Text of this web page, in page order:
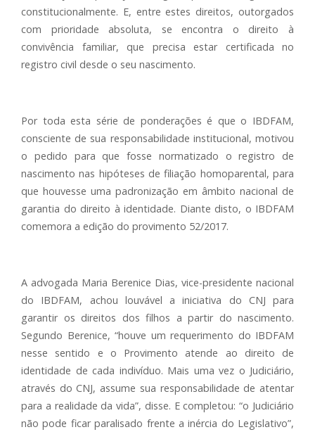
constitucionalmente. E, entre estes direitos, outorgados
com prioridade absoluta, se encontra o direito à
convivência familiar, que precisa estar certificada no
registro civil desde o seu nascimento.
Por toda esta série de ponderações é que o IBDFAM,
consciente de sua responsabilidade institucional, motivou
o pedido para que fosse normatizado o registro de
nascimento nas hipóteses de filiação homoparental, para
que houvesse uma padronização em âmbito nacional de
garantia do direito à identidade. Diante disto, o IBDFAM
comemora a edição do provimento 52/2017.
A advogada Maria Berenice Dias, vice-presidente nacional
do IBDFAM, achou louvável a iniciativa do CNJ para
garantir os direitos dos filhos a partir do nascimento.
Segundo Berenice, “houve um requerimento do IBDFAM
nesse sentido e o Provimento atende ao direito de
identidade de cada indivíduo. Mais uma vez o Judiciário,
através do CNJ, assume sua responsabilidade de atentar
para a realidade da vida”, disse. E completou: “o Judiciário
não pode ficar paralisado frente a inércia do Legislativo”,